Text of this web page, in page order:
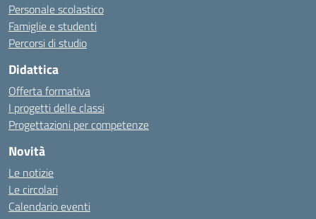
Personale scolastico
Famiglie e studenti
Percorsi di studio
Didattica
Offerta formativa
I progetti delle classi
Progettazioni per competenze
Novità
Le notizie
Le circolari
Calendario eventi